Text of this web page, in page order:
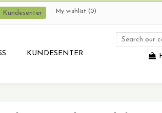
Kundesenter My wishlist (0)
KUNDESENTER